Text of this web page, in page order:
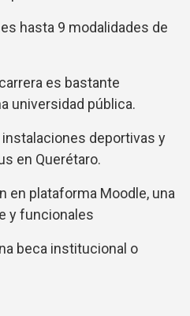
hasta 9 modalidades de
es bastante
universidad pública.
deportivas y
en Querétaro.
en plataforma Moodle, una
y funcionales
beca institucional o